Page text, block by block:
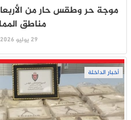
موجة حر وطقس حار من
مناطق
29 يوليو 2026
أخبار الداخلة